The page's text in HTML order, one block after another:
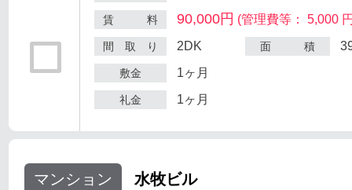
賃 料 90,000円 (管理費等： 5,000
間 取 り 2DK 面 積
敷金 1ヶ月
礼金 1ヶ月
マンション 水牧ビル